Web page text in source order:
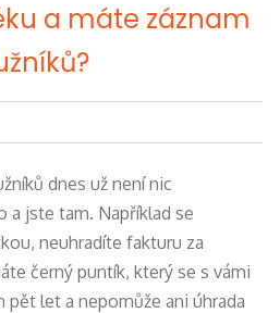
a máte záznam
dnes už není nic
a jste tam. Například se
neuhradíte fakturu za
černý puntík, který se s vámi
pět let a nepomůže ani úhrada